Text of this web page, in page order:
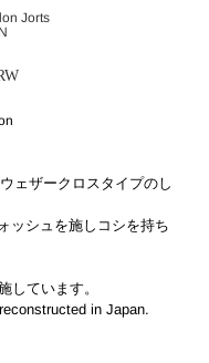
Jorts
ェザークロスタイプのし
ッシュを施しコシを持ち
しています。
in Japan.